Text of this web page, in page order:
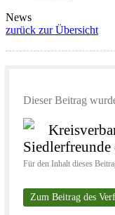
News
zurück zur Übersicht
Dieser Beitrag
Siedlerfreunde
Für den Inhalt dieses
Zum Beitrag des